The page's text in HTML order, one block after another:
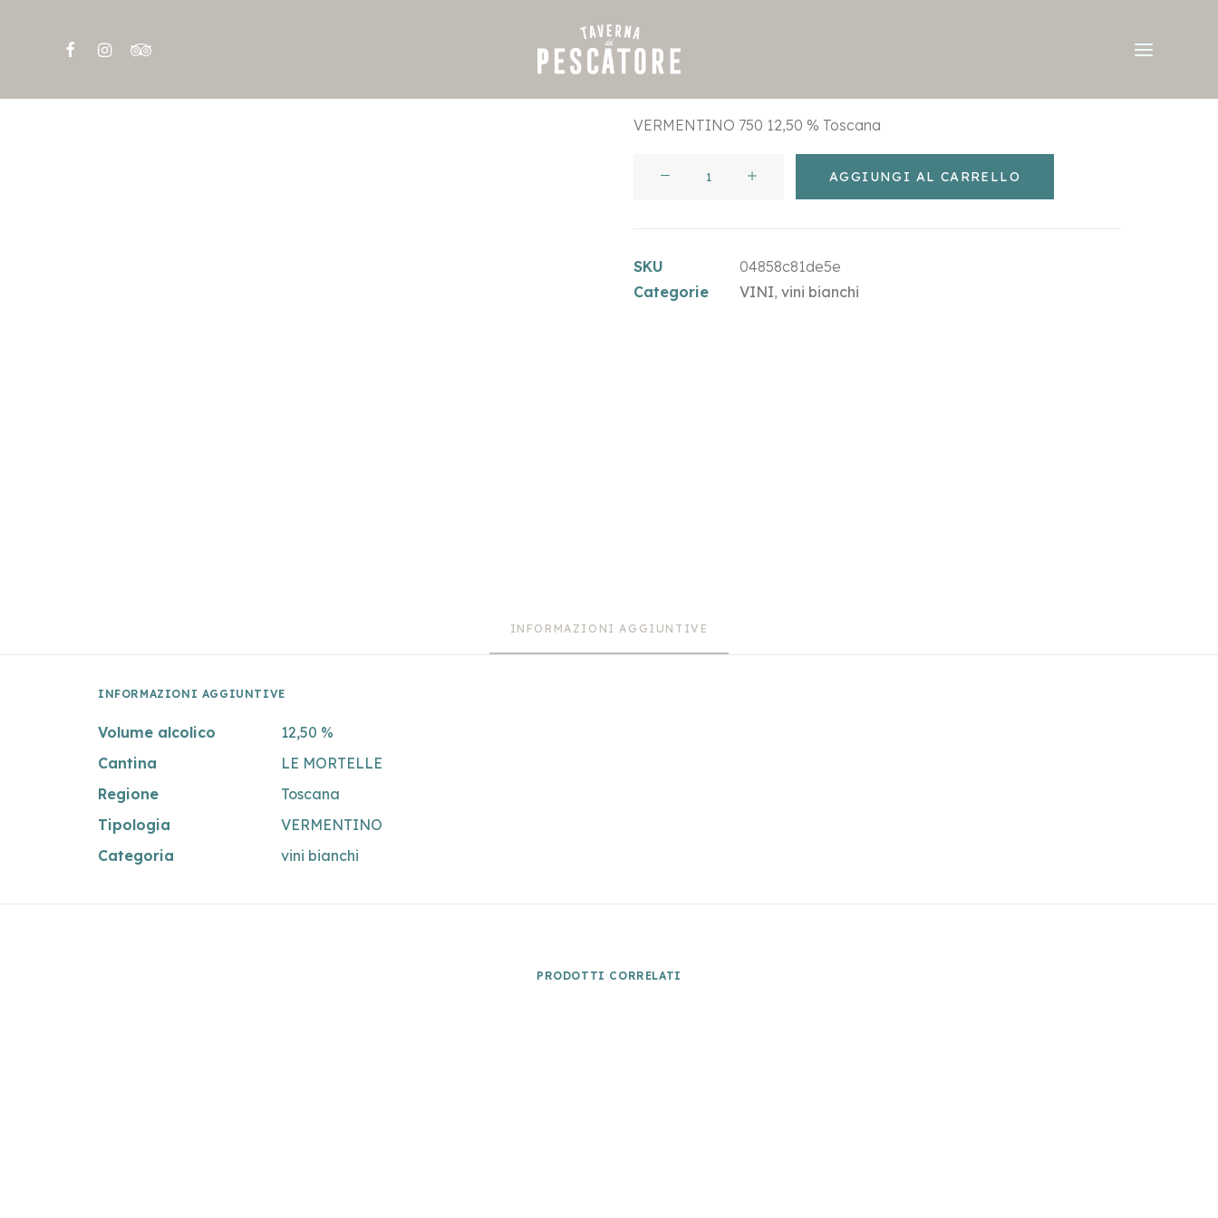
€26,00
VERMENTINO 750 12,50 % Toscana
VERMENTINO
TOSCANO
AGGIUNGI AL CARRELLO
SKU
04858c81de5e
Categorie
VINI, vini bianchi
INFORMAZIONI AGGIUNTIVE
INFORMAZIONI AGGIUNTIVE
Volume alcolico
12,50 %
Cantina
LE MORTELLE
Regione
Toscana
Tipologia
VERMENTINO
Categoria
vini bianchi
PRODOTTI CORRELATI